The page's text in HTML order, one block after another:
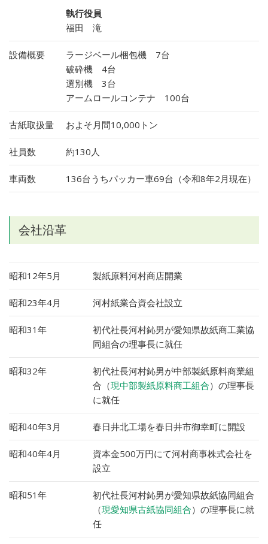
執行役員
福田 滝
設備概要
ラージベール梱包機 7台
破砕機 4台
選別機 3台
アームロールコンテナ 100台
古紙取扱量 およそ月間10,000トン
社員数 約130人
車両数 136台うちパッカー車69台（令和8年2月現在）
会社沿革
昭和12年5月 製紙原料河村商店開業
昭和23年4月 河村紙業合資会社設立
昭和31年
初代社長河村鈊男が愛知県故紙商工業協
同組合の理事長に就任
昭和32年
初代社長河村鈊男が中部製紙原料商業組
合（現中部製紙原料商工組合）の理事長
に就任
昭和40年3月 春日井北工場を春日井市御幸町に開設
昭和40年4月
資本金500万円にて河村商事株式会社を
設立
昭和51年
初代社長河村鈊男が愛知県故紙協同組合
（現愛知県古紙協同組合）の理事長に就
任